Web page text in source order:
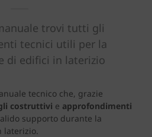
trovi tutti gli
tecnici utili per la
di edifici in laterizio
tecnico che, grazie
costruttivi e approfondimenti
supporto durante la
laterizio.